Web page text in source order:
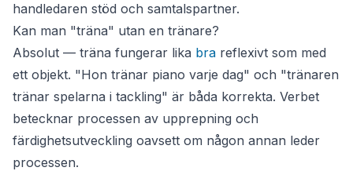
handledaren stöd och samtalspartner.
Kan man "träna" utan en tränare?
Absolut — träna fungerar lika bra reflexivt som med
ett objekt. "Hon tränar piano varje dag" och "tränaren
tränar spelarna i tackling" är båda korrekta. Verbet
betecknar processen av upprepning och
färdighetsutveckling oavsett om någon annan leder
processen.